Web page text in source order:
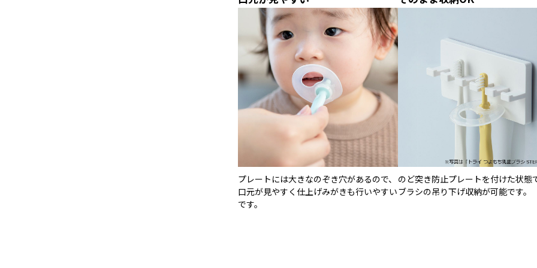
プレートには大きなのぞき穴があるので、
口元が見やすく仕上げみがきも行いやすい
です。
のど突き防止プレートを付けた状態
ブラシの吊り下げ収納が可能です。